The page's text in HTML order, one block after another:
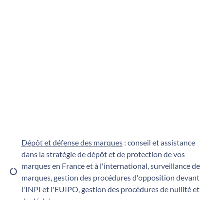
Dépôt et défense des marques: conseil et assistance
dans la stratégie de dépôt et de protection de vos
marques en France et à l'international, surveillance de
marques, gestion des procédures d'opposition devant
l'INPI et l'EUIPO, gestion des procédures de nullité et